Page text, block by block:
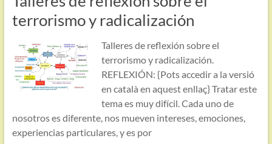
terrorismo y radicalización
Talleres de reflexión sobre el
terrorismo y radicalización.
REFLEXIÓN: {Pots accedir a la versió
en català en aquest enllaç} Tratar este
tema es muy difícil. Cada uno de
nosotros es diferente, nos mueven intereses, emociones,
experiencias particulares, y es por